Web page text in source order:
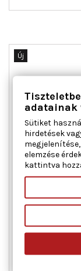
Új
A.B.S.
Kónuszméret
adatainak
Sütiket
hirdetések
elemzése
kattintva